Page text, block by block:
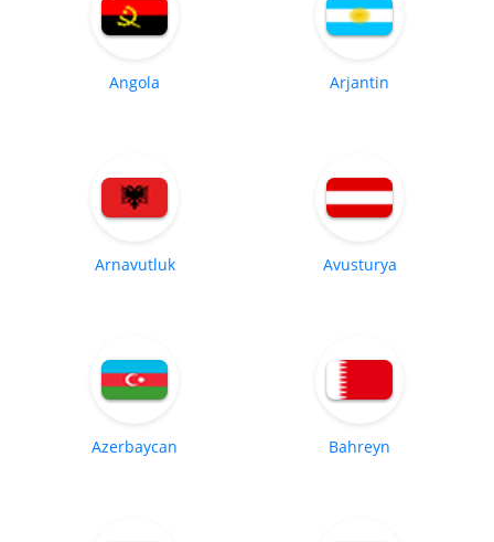
Angola Arjantin
Arnavutluk Avusturya
Azerbaycan Bahreyn